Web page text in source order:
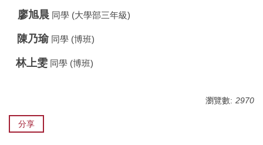
廖旭晨 同學 (大學部三年級)
陳乃瑜同學 (博班)
林上雯 同學 (博班)
瀏覽數: 2970
分享